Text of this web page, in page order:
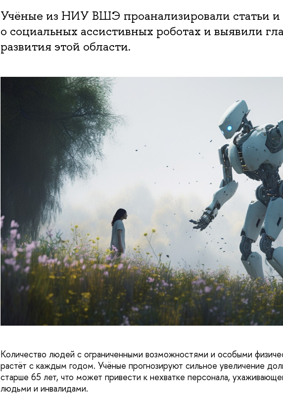
Учёные из НИУ ВШЭ проанализировали статьи
о социальных ассистивных роботах и выявили
развития этой области.
Количество людей с ограниченными возможностями и особыми
растёт с каждым годом. Учёные прогнозируют сильное увеличение
старше 65 лет, что может привести к нехватке персонала,
людьми и инвалидами.